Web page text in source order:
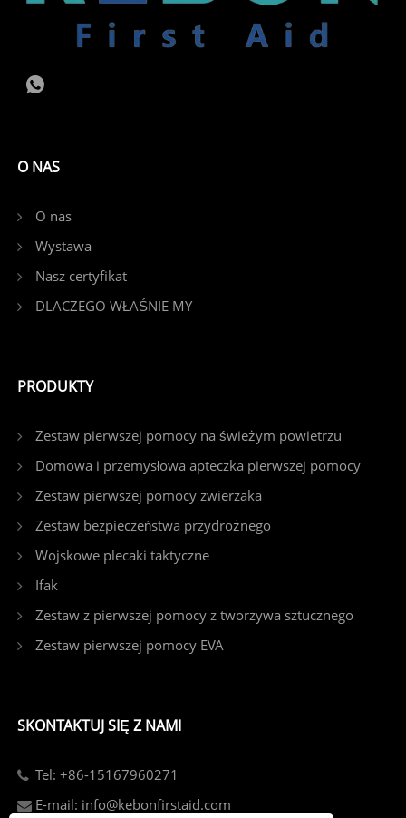
O NAS
O nas
Wystawa
Nasz certyfikat
DLACZEGO WŁAŚNIE MY
PRODUKTY
Zestaw pierwszej pomocy na świeżym powietrzu
Domowa i przemysłowa apteczka pierwszej pomocy
Zestaw pierwszej pomocy zwierzaka
Zestaw bezpieczeństwa przydrożnego
Wojskowe plecaki taktyczne
Ifak
Zestaw z pierwszej pomocy z tworzywa sztucznego
Zestaw pierwszej pomocy EVA
SKONTAKTUJ SIĘ Z NAMI
Tel: +86-15167960271
E-mail: info@kebonfirstaid.com